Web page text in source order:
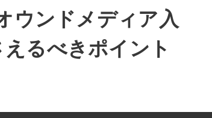
ウンドメディア入
るべきポイント